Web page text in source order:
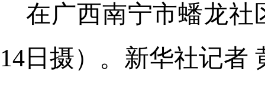
在广西南宁市蟠龙社
14日摄）。新华社记者